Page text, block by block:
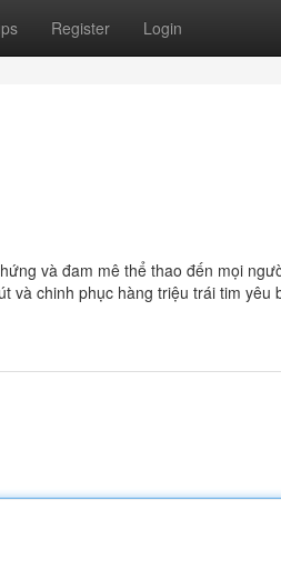
Register Login
và đam mê thể thao đến mọi
và chinh phục hàng triệu trái tim yêu